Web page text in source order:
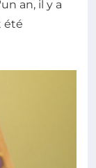
an, il y a
été